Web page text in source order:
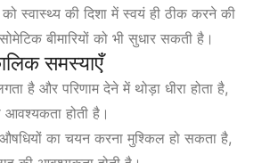
स्वास्थ्य की दिशा में स्वयं ही ठीक करने की
बीमारियों को भी सुधार सकती है।
समस्याएँ
है और परिणाम देने में थोड़ा धीरा होता है,
होती है।
का चयन करना मुश्किल हो सकता है,